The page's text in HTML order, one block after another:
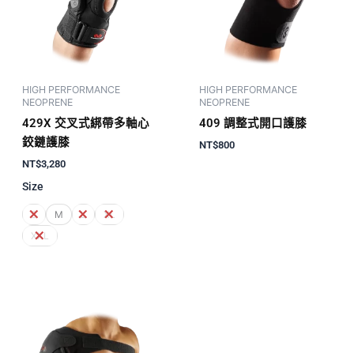
HIGH PERFORMANCE
NEOPRENE
429X 交叉式綁帶多軸心
鉸鏈護膝
NT$3,280
Size
S M L
XL
XXL
HIGH PERFORMANCE
NEOPRENE
409 調整式開口護膝
NT$800